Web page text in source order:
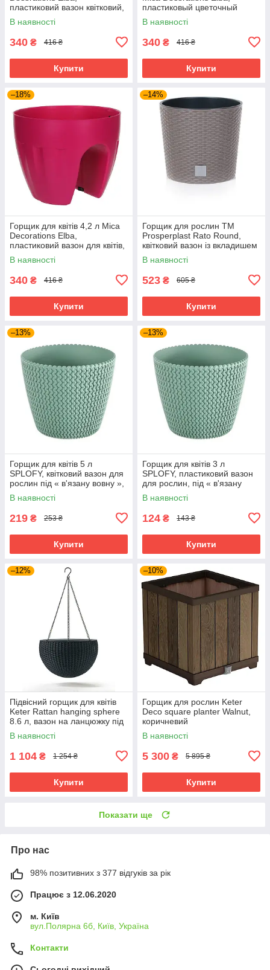
пластиковий вазон квітковий,
зелений
В наявності
340 ₴ 416 ₴
Купити
пластиковый цветочный
вазон, для улицы и
помещений, бирюзовый
В наявності
340 ₴ 416 ₴
Купити
–18%
Горщик для квітів 4,2 л Mica
Decorations Elba,
пластиковий вазон для квітів,
для вулиці та приміщень,
рожевий
В наявності
340 ₴ 416 ₴
Купити
–14%
Горщик для рослин TM
Prosperplast Rato Round,
квітковий вазон із вкладишем
пластиковий 7,5/8,7 л,
Бежевий
В наявності
523 ₴ 605 ₴
Купити
–13%
Горщик для квітів 5 л
SPLOFY, квітковий вазон для
рослин під « в'язану вовну »,
бірюзовий
В наявності
219 ₴ 253 ₴
Купити
–13%
Горщик для квітів 3 л
SPLOFY, пластиковий вазон
для рослин, під « в'язану
вовну », бірюзовий
В наявності
124 ₴ 143 ₴
Купити
–12%
Підвісний горщик для квітів
Keter Rattan hanging sphere
8.6 л, вазон на ланцюжку під
ротанг, антрацит
В наявності
1 104 ₴ 1 254 ₴
Купити
–10%
Горщик для рослин Keter
Deco square planter Walnut,
коричневий
В наявності
5 300 ₴ 5 895 ₴
Купити
Показати ще
Про нас
98% позитивних з 377 відгуків за рік
Працює з 12.06.2020
м. Київ
вул.Полярна 6б, Київ, Україна
Контакти